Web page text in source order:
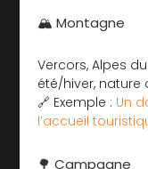
🏔️ Montagne
Vercors, Alpes
été/hiver, nature
🔗 Exemple : Un
l’accueil
🌳 Campagne